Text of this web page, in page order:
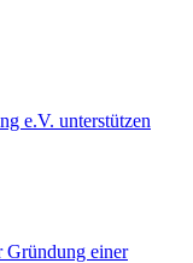
e.V. unterstützen
einer